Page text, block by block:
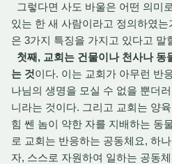
그렇다면 사도 바울은 어떤 의미
있는 한 새 사람이라고 정의하였
은 3가지 특징을 가지고 있다고 말
첫째, 교회는 건물이나 천사나
는 것이다. 이는 교회가 아무런 반
나님의 생명을 모실 수 없을 뿐더
니라는 것이다. 그리고 교회는 양
힘 쎈 놈이 약한 자를 지배하는 동
로 교회는 반응하는 공동체요, 하
자, 스스로 자원하여 일하는 공동